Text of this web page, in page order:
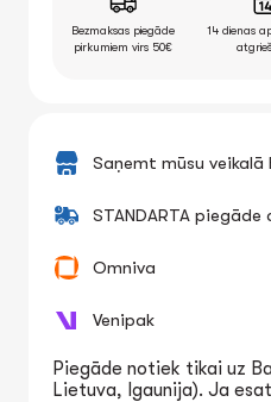
Bezmaksas piegāde
pirkumiem virs 50€
14 dienas
Saņemt mūsu veikalā
STANDARTA piegāde
Omniva
Venipak
Piegāde notiek tikai uz
Lietuva, Igaunija). Ja